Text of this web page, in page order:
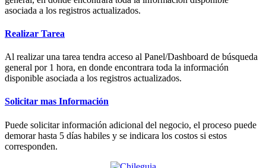
asociada a los registros actualizados.
Realizar Tarea
Al realizar una tarea tendra acceso al Panel/Dashboard de búsqueda
general por 1 hora, en donde encontrara toda la información
disponible asociada a los registros actualizados.
Solicitar mas Información
Puede solicitar información adicional del negocio, el proceso puede
demorar hasta 5 días habiles y se indicara los costos si estos
corresponden.